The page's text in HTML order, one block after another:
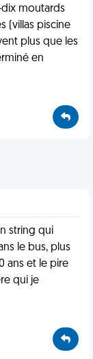
moutards
(villas piscine
plus que les
en
string qui
le bus, plus
ans et le pire
qui je